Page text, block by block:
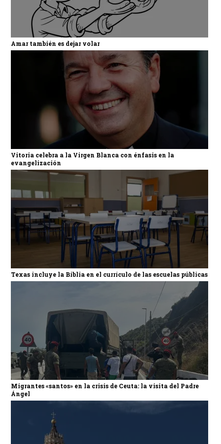
Amar también es dejar volar
Vitoria celebra a la Virgen Blanca con énfasis en la
evangelización
Texas incluye la Biblia en el currículo de las escuelas públicas
Migrantes «santos» en la crisis de Ceuta: la visita del Padre
Ángel